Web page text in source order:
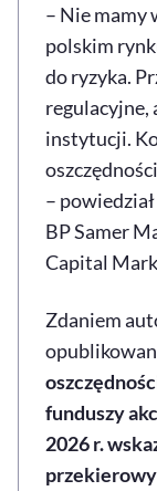
– Nie mamy
polskim
do ryzyka.
regulacyjne,
instytucji.
–
BP Samer
Capital
Zdaniem
funduszy
2026 r.